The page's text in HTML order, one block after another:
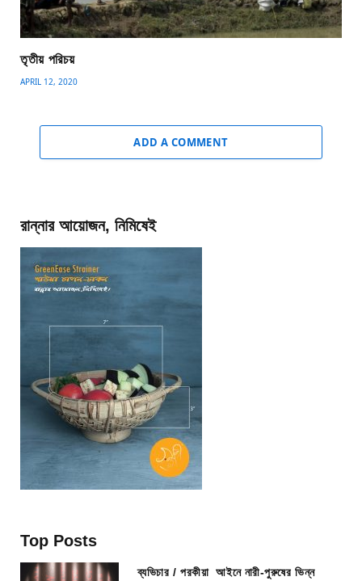
তৃতীয় পরিচয়
APRIL 12, 2020
ADD A COMMENT
রান্নার আয়োজন, নিমিষেই
Top Posts
ব্যভিচার / পরকীয়া আইনে নারী-পুরুষের ভিন্ন